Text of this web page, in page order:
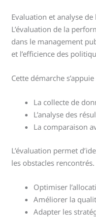
Evaluation et analyse
L’évaluation de la
dans le management
et l’efficience des
Cette démarche
La collecte de
L’analyse des
La comparaison
L’évaluation permet
les obstacles rencontrés.
Optimiser
Améliorer la
Adapter les